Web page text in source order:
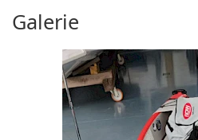
Galerie